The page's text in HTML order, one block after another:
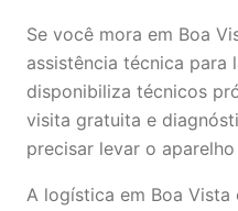
Se você mora em Boa
assistência técnica para
disponibiliza técnicos
visita gratuita e
precisar levar o
A logística em Boa